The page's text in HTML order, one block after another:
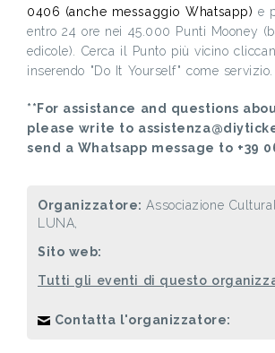
0406 (anche messaggio Whatsapp) e
entro 24 ore nei 45.000 Punti Mooney
edicole). Cerca il Punto più vicino
inserendo "Do It Yourself" come servizio.
**For assistance and questions
please write to
send a Whatsapp message to +39
Organizzatore:Associazione
LUNA,
Sito web:
Tutti gli eventi di questo
Contatta l'organizzatore: